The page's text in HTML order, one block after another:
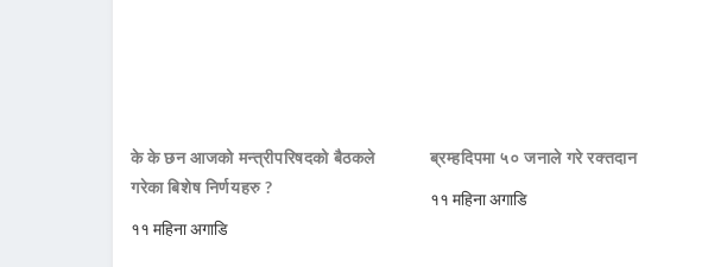
के के छन आजको मन्त्रीपरिषदको बैठकले
गरेका बिशेष निर्णयहरु ?
११ महिना अगाडि
ब्रम्हदिपमा ५० जनाले गरे रक्तदान
११ महिना अगाडि